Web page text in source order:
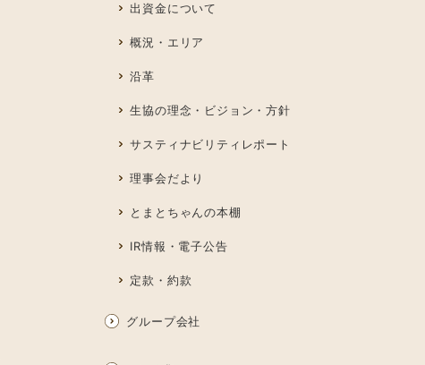
出資金について
概況・エリア
沿革
生協の理念・ビジョン・方針
サスティナビリティレポート
理事会だより
とまとちゃんの本棚
IR情報・電子公告
定款・約款
グループ会社